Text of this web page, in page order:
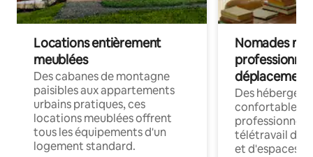
Locations entièrement
meublées
Des cabanes de montagne
paisibles aux appartements
urbains pratiques, ces
locations meublées offrent
tous les équipements d'un
logement standard.
Nomades
déplacement
Des
confortables
professionnels
télétravail
et d'espaces